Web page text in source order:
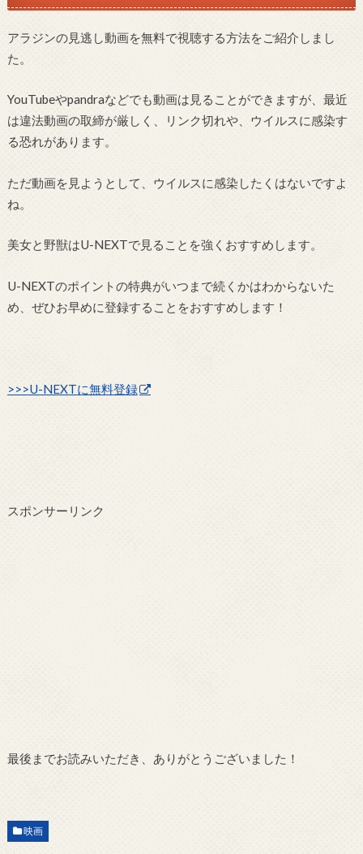
アラジンの見逃し動画を無料で視聴する方法をご紹介しまし
た。
YouTubeやpandraなどでも動画は見ることができますが、最近
は違法動画の取締が厳しく、リンク切れや、ウイルスに感染す
る恐れがあります。
ただ動画を見ようとして、ウイルスに感染したくはないですよ
ね。
美女と野獣はU-NEXTで見ることを強くおすすめします。
U-NEXTのポイントの特典がいつまで続くかはわからないた
め、ぜひお早めに登録することをおすすめします！
>>>U-NEXTに無料登録
スポンサーリンク
最後までお読みいただき、ありがとうございました！
映画